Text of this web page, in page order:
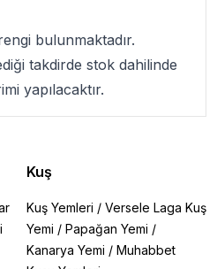
bulunmaktadır.
takdirde stok dahilinde
yapılacaktır.
Kuş
Kuş Yemleri / Versele Laga Kuş
Yemi / Papağan Yemi /
Kanarya Yemi / Muhabbet